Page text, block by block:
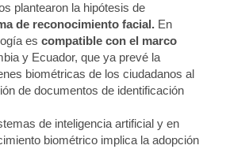
plantearon la hipótesis de
de reconocimiento facial. En
es compatible con el marco
y Ecuador, que ya prevé la
biométricas de los ciudadanos al
de documentos de identificación
de inteligencia artificial y en
biométrico implica la adopción